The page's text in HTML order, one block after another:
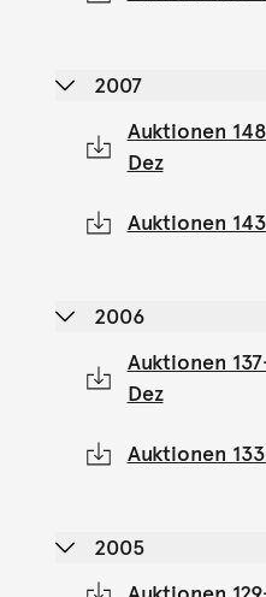
2007
Auktionen
Dez
Auktionen
2006
Auktionen
Dez
Auktionen
2005